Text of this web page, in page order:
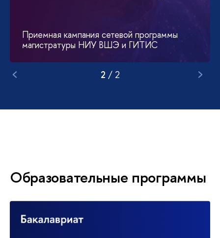
Приемная кампания сетевой программы
магистратуры НИУ ВШЭ и ГИТИС
2 / 2
Образовательные программы